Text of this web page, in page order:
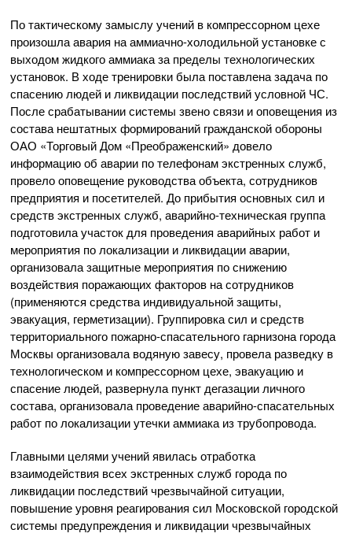
По тактическому замыслу учений в компрессорном цехе
произошла авария на аммиачно-холодильной установке с
выходом жидкого аммиака за пределы технологических
установок. В ходе тренировки была поставлена задача по
спасению людей и ликвидации последствий условной ЧС.
После срабатывании системы звено связи и оповещения из
состава нештатных формирований гражданской обороны
ОАО «Торговый Дом «Преображенский» довело
информацию об аварии по телефонам экстренных служб,
провело оповещение руководства объекта, сотрудников
предприятия и посетителей. До прибытия основных сил и
средств экстренных служб, аварийно-техническая группа
подготовила участок для проведения аварийных работ и
мероприятия по локализации и ликвидации аварии,
организовала защитные мероприятия по снижению
воздействия поражающих факторов на сотрудников
(применяются средства индивидуальной защиты,
эвакуация, герметизации). Группировка сил и средств
территориального пожарно-спасательного гарнизона города
Москвы организовала водяную завесу, провела разведку в
технологическом и компрессорном цехе, эвакуацию и
спасение людей, развернула пункт дегазации личного
состава, организовала проведение аварийно-спасательных
работ по локализации утечки аммиака из трубопровода.
Главными целями учений явилась отработка
взаимодействия всех экстренных служб города по
ликвидации последствий чрезвычайной ситуации,
повышение уровня реагирования сил Московской городской
системы предупреждения и ликвидации чрезвычайных